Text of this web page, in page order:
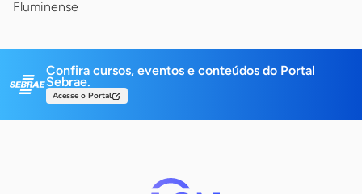
Fluminense
Confira cursos, eventos e conteúdos do Portal
Sebrae.
Acesse o Portal